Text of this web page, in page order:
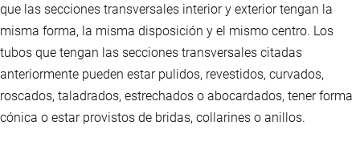
que las secciones transversales interior y exterior tengan la
misma forma, la misma disposición y el mismo centro. Los
tubos que tengan las secciones transversales citadas
anteriormente pueden estar pulidos, revestidos, curvados,
roscados, taladrados, estrechados o abocardados, tener forma
cónica o estar provistos de bridas, collarines o anillos.